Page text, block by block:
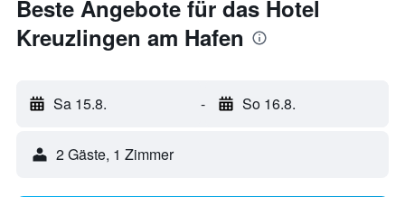
Beste Angebote für das Hotel
Kreuzlingen am Hafen
Sa 15.8. - So 16.8.
2 Gäste, 1 Zimmer